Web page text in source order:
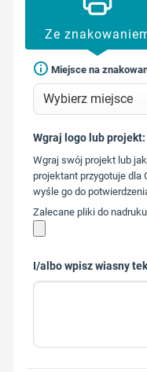
Ze
Miejsce na
217
Wgraj logo lub projekt:
Wgraj swój projekt lub
projektant przygotuje dla
wyśle go do
Zalecane pliki do
I/albo wpisz wiasny